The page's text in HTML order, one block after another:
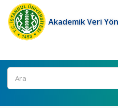
Akademik Veri
Ara